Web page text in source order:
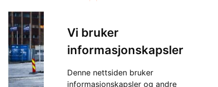
Vi bruker
informasjonskapsler
Denne nettsiden bruker
informasjonskapsler og andre